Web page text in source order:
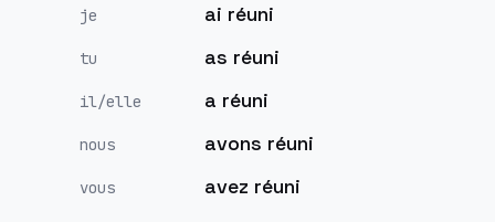
je ai réuni
tu as réuni
il/elle a réuni
nous avons réuni
vous avez réuni